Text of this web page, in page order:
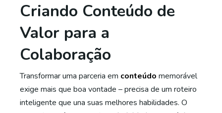
Criando Conteúdo de
Valor para a
Colaboração
Transformar uma parceria em conteúdo memorável
exige mais que boa vontade – precisa de um roteiro
inteligente que una suas melhores habilidades. O